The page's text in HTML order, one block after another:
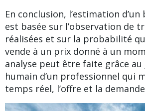
En conclusion, l’estimation
est basée sur l’observation de
réalisées et sur la probabilité
vende à un prix donné à un
analyse peut être faite grâce
humain d’un professionnel qui
temps réel, l’offre et la